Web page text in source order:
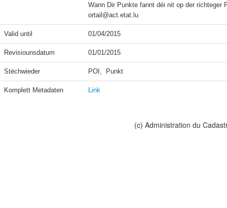
Wann Dir Punkte fannt déi nit op der
ortail@act.etat.lu
Valid until 01/04/2015
Revisiounsdatum 01/01/2015
Stëchwieder POI,  Punkt
Komplett Metadaten Link
(c) Administration du